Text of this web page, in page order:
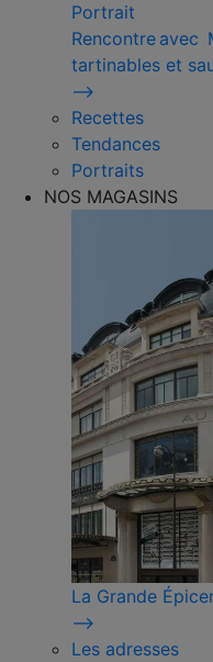
Portrait
Rencontre avec
tartinables et
⟶
Recettes
Tendances
Portraits
NOS MAGASINS
La Grande
⟶
Les adresses